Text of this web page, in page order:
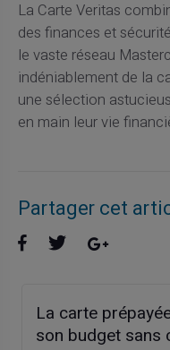
La Carte Veritas
des finances et
le vaste réseau
indéniablement de la
une sélection
en main leur vie
Partager cet
La carte
son budget sans